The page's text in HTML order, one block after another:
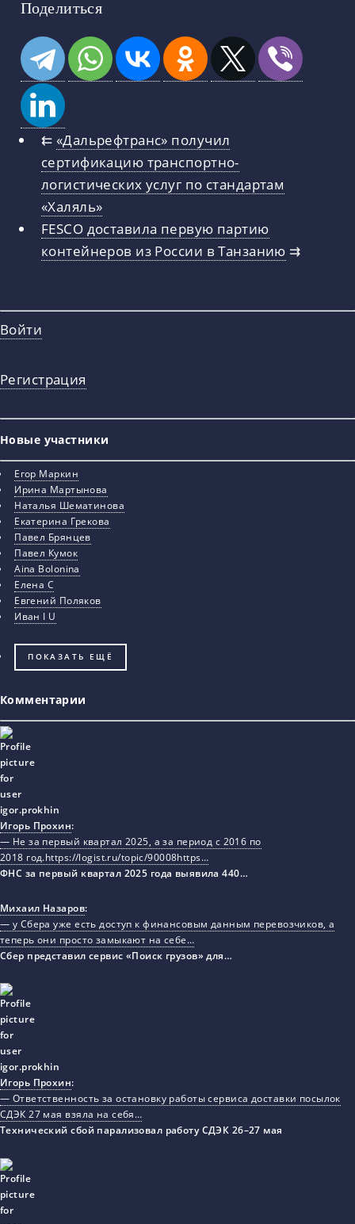
Поделиться
⇇ «Дальрефтранс» получил
сертификацию транспортно-
логистических услуг по стандартам
«Халяль»
FESCO доставила первую партию
контейнеров из России в Танзанию ⇉
Войти
Регистрация
Новые участники
Егор Маркин
Ирина Мартынова
Наталья Шематинова
Екатерина Грекова
Павел Брянцев
Павел Кумок
Aina Bolonina
Елена С
Евгений Поляков
Иван I U
ПОКАЗАТЬ ЕЩЁ
Комментарии
Игорь Прохин:
— Не за первый квартал 2025, а за период с 2016 по
2018 год.https://logist.ru/topic/90008https…
ФНС за первый квартал 2025 года выявила 440…
Михаил Назаров:
— у Сбера уже есть доступ к финансовым данным перевозчиков, а
теперь они просто замыкают на себе…
Сбер представил сервис «Поиск грузов» для…
Игорь Прохин:
— Ответственность за остановку работы сервиса доставки посылок
СДЭК 27 мая взяла на себя…
Технический сбой парализовал работу СДЭК 26–27 мая